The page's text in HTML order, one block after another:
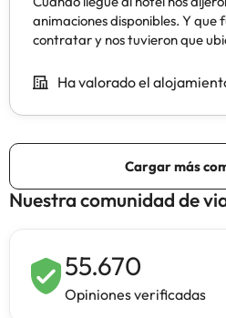
Nuestra comunidad de
55.670
Opiniones verificadas